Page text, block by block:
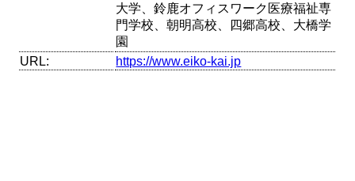
大学、鈴鹿オフィスワーク医療福祉専
門学校、朝明高校、四郷高校、大橋学
園
URL:
https://www.eiko-kai.jp